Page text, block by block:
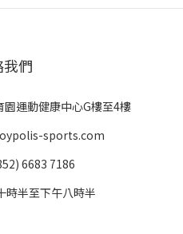
們
運動健康中心G樓至4樓
sports.com
6683 7186
時半至下午八時半